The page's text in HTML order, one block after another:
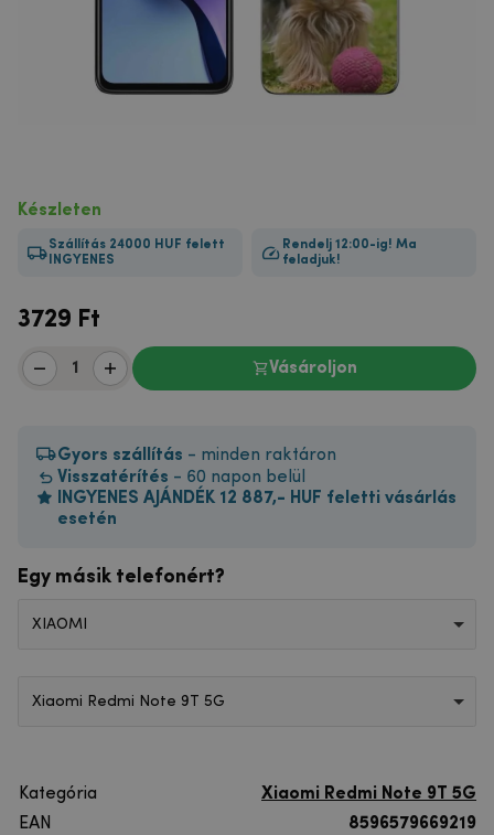
Készleten
Szállítás 24000 HUF felett
INGYENES
Rendelj 12:00-ig! Ma
feladjuk!
3729 Ft
Vásároljon
Gyors szállítás - minden raktáron
Visszatérítés - 60 napon belül
INGYENES AJÁNDÉK 12 887,- HUF feletti vásárlás
esetén
Egy másik telefonért?
XIAOMI
Xiaomi Redmi Note 9T 5G
Kategória
Xiaomi Redmi Note 9T 5G
EAN
8596579669219